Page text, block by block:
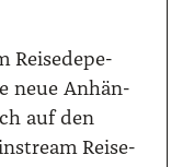
Rei­se­de­pe­
neue Anhän­
auf den
Rei­se­